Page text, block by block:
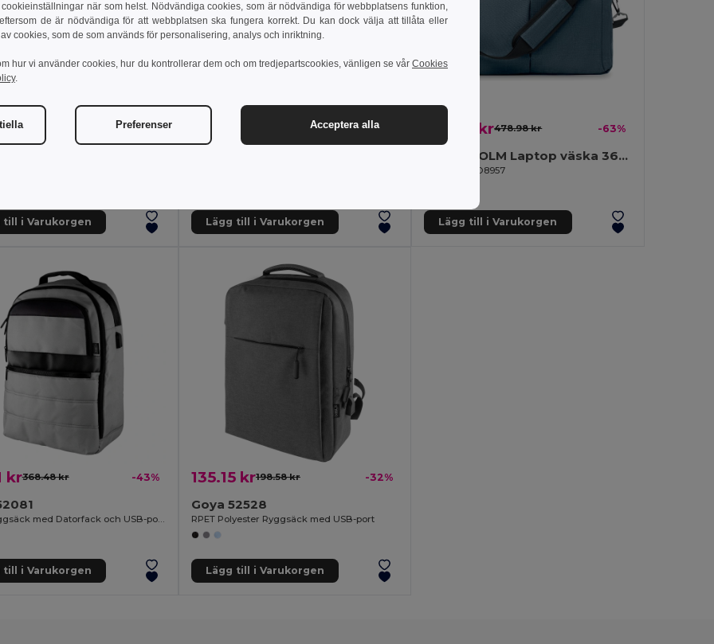
kr
till i Varukorgen Lägg till i Varukorgen
176.69 kr478.98 kr -63%
STOCKHOLM Laptop väska 360d
GiftRetail MO8957
Lägg till i Varukorgen
kr368.48 kr -43%
RPET Ryggsäck med Datorfack och USB-port WAY
till i Varukorgen
135.15 kr198.58 kr -32%
Goya 52528
RPET Polyester Ryggsäck med USB-port
Lägg till i Varukorgen
när som helst. Nödvändiga cookies, som är nödvändiga för webbplatsens funktion,
de är nödvändiga för att webbplatsen ska fungera korrekt. Du kan dock välja att tillåta eller
cookies, som de som används för personalisering, analys och inriktning.
hur vi använder cookies, hur du kontrollerar dem och om tredjepartscookies, vänligen se vår Cookies
.
Preferenser Acceptera alla